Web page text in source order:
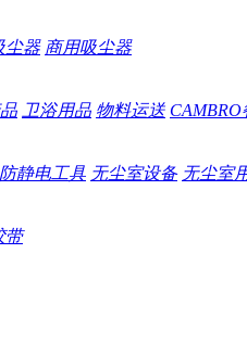
尘器 商用吸尘器
卫浴用品 物料运送
防静电工具 无尘室设备 无尘室
带